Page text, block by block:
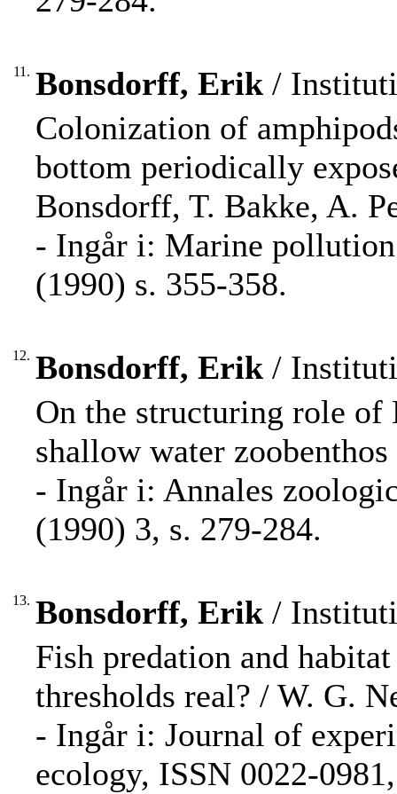
11. Bonsdorff, Erik /
Colonization of
bottom periodically
Bonsdorff, T. Bakke, A.
- Ingår i: Marine
(1990) s. 355-358.
12. Bonsdorff, Erik /
On the structuring role of
shallow water
- Ingår i: Annales
(1990) 3, s. 279-284.
13. Bonsdorff, Erik /
Fish predation and
thresholds real? / W. G.
- Ingår i: Journal of
ecology, ISSN 0022-